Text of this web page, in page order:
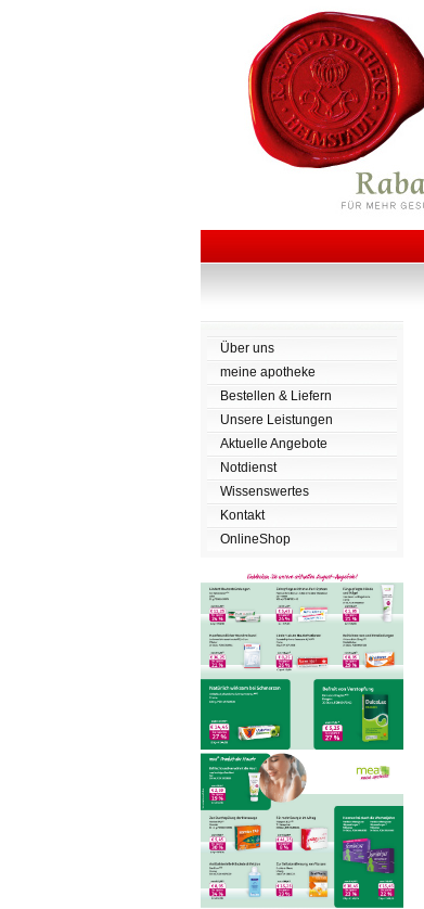
Über uns
meine apotheke
Bestellen & Liefern
Unsere Leistungen
Aktuelle Angebote
Notdienst
Wissenswertes
Kontakt
OnlineShop